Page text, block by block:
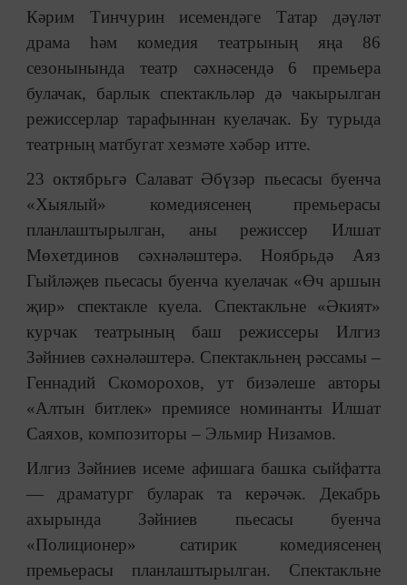
Кәрим Тинчурин исемендәге Татар дәүләт
драма һәм комедия театрының яңа 86
сезонынында театр сәхнәсендә 6 премьера
булачак, барлык спектакльләр дә чакырылган
режиссерлар тарафыннан куелачак. Бу турыда
театрның матбугат хезмәте хәбәр итте.
23 октябрьгә Салават Әбүзәр пьесасы буенча
«Хыялый» комедиясенең премьерасы
планлаштырылган, аны режиссер Илшат
Мөхетдинов сәхнәләштерә. Ноябрьдә Аяз
Гыйләҗев пьесасы буенча куелачак «Өч аршын
җир» спектакле куела. Спектакльне «Әкият»
курчак театрының баш режиссеры Илгиз
Зәйниев сәхнәләштерә. Спектакльнең рәссамы –
Геннадий Скоморохов, ут бизәлеше авторы
«Алтын битлек» премиясе номинанты Илшат
Саяхов, композиторы – Эльмир Низамов.
Илгиз Зәйниев исеме афишага башка сыйфатта
— драматург буларак та керәчәк. Декабрь
ахырында Зәйниев пьесасы буенча
«Полиционер» сатирик комедиясенең
премьерасы планлаштырылган. Спектакльне